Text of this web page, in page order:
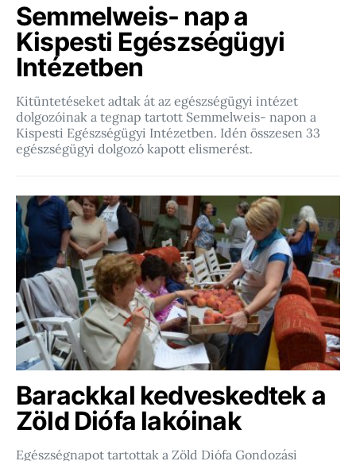
Semmelweis- nap a
Kispesti Egészségügyi
Intézetben
Kitüntetéseket adtak át az egészségügyi intézet
dolgozóinak a tegnap tartott Semmelweis- napon a
Kispesti Egészségügyi Intézetben. Idén összesen 33
egészségügyi dolgozó kapott elismerést.
Barackkal kedveskedtek a
Zöld Diófa lakóinak
Egészségnapot tartottak a Zöld Diófa Gondozási